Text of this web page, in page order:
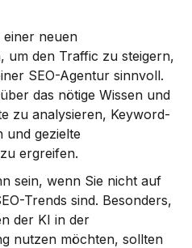
einer neuen
um den Traffic zu steigern,
SEO-Agentur sinnvoll.
das nötige Wissen und
zu analysieren, Keyword-
und gezielte
ergreifen.
sein, wenn Sie nicht auf
Trends sind. Besonders,
der KI in der
nutzen möchten, sollten